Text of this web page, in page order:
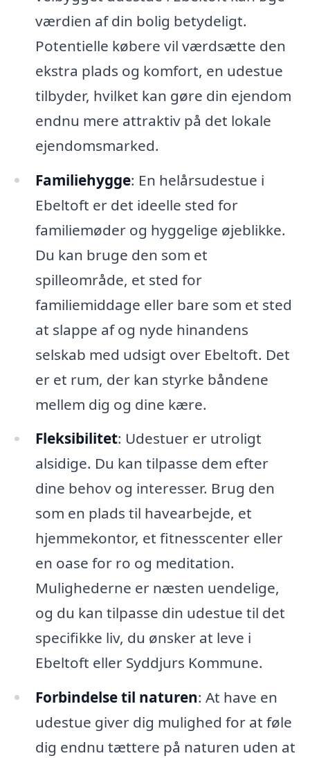
værdien af din bolig betydeligt.
Potentielle købere vil værdsætte den
ekstra plads og komfort, en udestue
tilbyder, hvilket kan gøre din ejendom
endnu mere attraktiv på det lokale
ejendomsmarked.
Familiehygge: En helårsudestue i
Ebeltoft er det ideelle sted for
familiemøder og hyggelige øjeblikke.
Du kan bruge den som et
spilleområde, et sted for
familiemiddage eller bare som et sted
at slappe af og nyde hinandens
selskab med udsigt over Ebeltoft. Det
er et rum, der kan styrke båndene
mellem dig og dine kære.
Fleksibilitet: Udestuer er utroligt
alsidige. Du kan tilpasse dem efter
dine behov og interesser. Brug den
som en plads til havearbejde, et
hjemmekontor, et fitnesscenter eller
en oase for ro og meditation.
Mulighederne er næsten uendelige,
og du kan tilpasse din udestue til det
specifikke liv, du ønsker at leve i
Ebeltoft eller Syddjurs Kommune.
Forbindelse til naturen: At have en
udestue giver dig mulighed for at føle
dig endnu tættere på naturen uden at